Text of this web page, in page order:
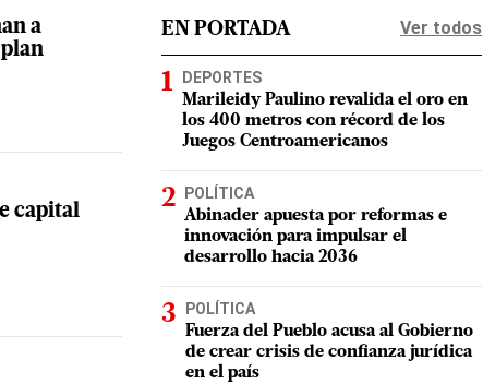
a
capital
EN PORTADA Ver todos
DEPORTES
Marileidy Paulino revalida el oro en
los 400 metros con récord de los
Juegos Centroamericanos
POLÍTICA
Abinader apuesta por reformas e
innovación para impulsar el
desarrollo hacia 2036
POLÍTICA
Fuerza del Pueblo acusa al Gobierno
de crear crisis de confianza jurídica
en el país